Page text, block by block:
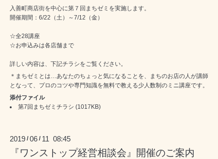
入善町商店街を中心に第７回まちゼミを実施します。
開催期間：6/22（土）～7/12（金）
☆全28講座
☆お申込みは各店舗まで
詳しい内容は、下記チラシをご覧ください。
＊まちゼミとは…あなたのちょっと気になることを、まちのお店の人が講師
となって、プロのコツや専門知識を無料で教える少人数制のミニ講座です。
添付ファイル
第7回まちゼミチラシ (1017KB)
2019 /06 / 11 08:45
『ワンストップ経営相談会』開催のご案内